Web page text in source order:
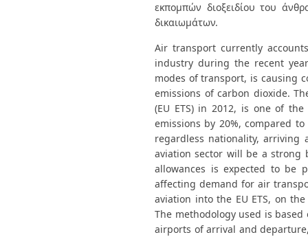
εκπομπών διοξειδίου του
δικαιωμάτων.
Air transport currently
industry during the recent
modes of transport, is causing
emissions of carbon dioxide.
(EU ETS) in 2012, is one of
emissions by 20%, compared
regardless nationality, arriving
aviation sector will be a strong
allowances is expected to be
affecting demand for air
aviation into the EU ETS, on
The methodology used is
airports of arrival and